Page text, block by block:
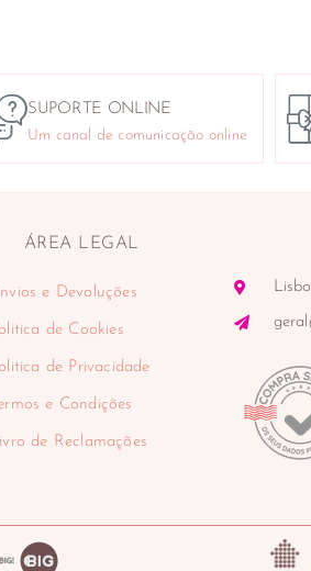
SUPORTE ONLINE
Um canal de comunicação online
ÁREA LEGAL
e Devoluções
de Cookies
de Privacidade
e Condições
de Reclamações